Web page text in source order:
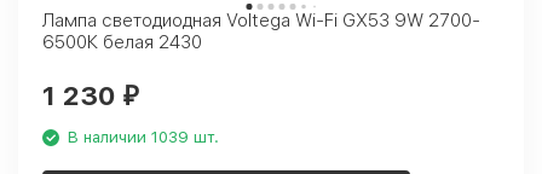
Лампа светодиодная Voltega Wi-Fi GX53 9W 2700-
6500К белая 2430
1 230 ₽
В наличии 1039 шт.